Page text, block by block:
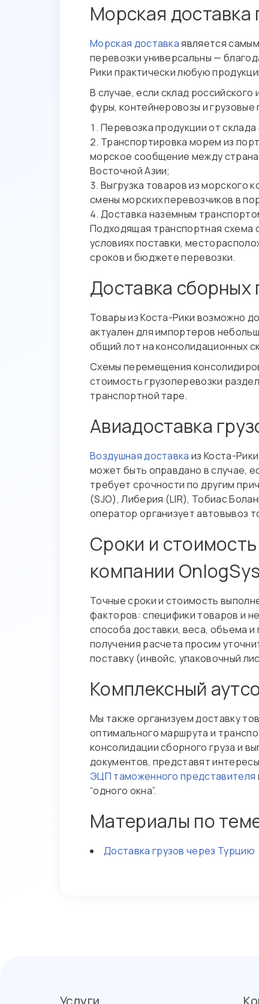
Морская доставка
Морская доставкаявляется
перевозки универсальны —
Рики практически любую
В случае, если склад
фуры, контейнеровозы и
Перевозка продукции от
Транспортировка морем из
морское сообщение между
Восточной Азии;
Выгрузка товаров из морского
смены морских перевозчиков в
Доставка наземным
Подходящая транспортная схема
условиях поставки,
сроков и бюджете перевозки.
Доставка сборных
Товары из Коста-Рики возможно
актуален для импортеров
общий лот на консолидационных
Схемы перемещения
стоимость грузоперевозки
транспортной таре.
Авиадоставка
Воздушная доставка из Коста-
может быть оправдано в случае,
требует срочности по другим
(SJO), Либерия (LIR), Тобиас
оператор организует автовывоз
Сроки и
компании
Точные сроки и стоимость
факторов: специфики товаров и
способа доставки, веса, объема
получения расчета просим
поставку (инвойс, упаковочный
Комплексный
Мы также организуем доставку
оптимального маршрута и
консолидации сборного груза и
документов, представят
ЭЦП таможенного представителя
“одного окна”.
Материалы по
Доставка грузов через Турцию
Услуги